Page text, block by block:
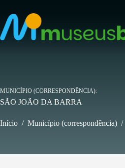
para
conteúdo
MUNICÍPIO (CORRESPONDÊNCIA)
SÃO JOÃO DA BARRA
Início / Município (correspondência) /